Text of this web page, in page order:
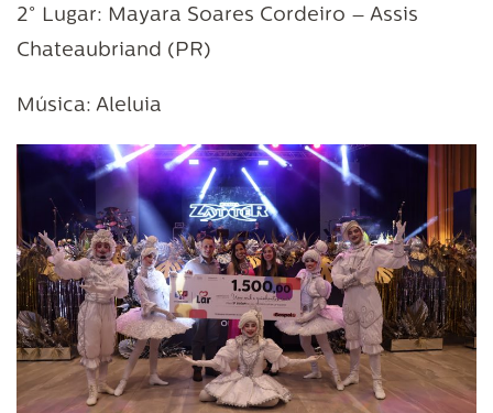
2° Lugar: Mayara Soares Cordeiro – Assis
Chateaubriand (PR)
Música: Aleluia